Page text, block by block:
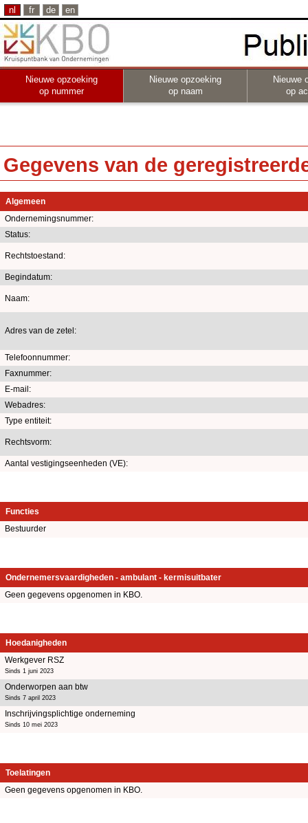
nl fr de en
Nieuwe opzoeking
op nummer
Nieuwe opzoeking
op naam
Nieuwe
op
Gegevens van de
Algemeen
Ondernemingsnummer:
Status:
Rechtstoestand:
Begindatum:
Naam:
Adres van de zetel:
Telefoonnummer:
Faxnummer:
E-mail:
Webadres:
Type entiteit:
Rechtsvorm:
Aantal vestigingseenheden (VE):
Functies
Bestuurder
Ondernemersvaardigheden - ambulant - kermisuitbater
Geen gegevens opgenomen in KBO.
Hoedanigheden
Werkgever RSZ
Sinds 1 juni 2023
Onderworpen aan btw
Sinds 7 april 2023
Inschrijvingsplichtige onderneming
Sinds 10 mei 2023
Toelatingen
Geen gegevens opgenomen in KBO.